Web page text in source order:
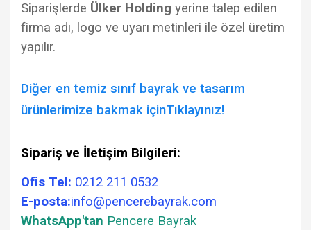
Siparişlerde Ülker Holding yerine talep edilen
firma adı, logo ve uyarı metinleri ile özel üretim
yapılır.
Diğer en temiz sınıf bayrak ve tasarım
ürünlerimize bakmak içinTıklayınız!
Sipariş ve İletişim Bilgileri:
Ofis Tel: 0212 211 0532
E-posta:info@pencerebayrak.com
WhatsApp'tan Pencere Bayrak